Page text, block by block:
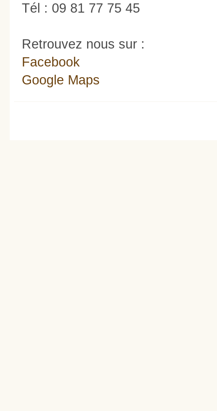
Tél : 09 81 77 75 45
Retrouvez nous sur :
Facebook
Google Maps